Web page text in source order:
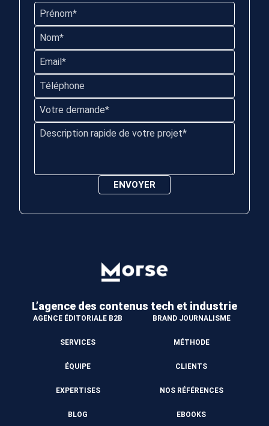
L’agence des contenus tech et industrie
AGENCE ÉDITORIALE B2B BRAND JOURNALISME
SERVICES MÉTHODE
ÉQUIPE CLIENTS
EXPERTISES NOS RÉFÉRENCES
BLOG EBOOKS